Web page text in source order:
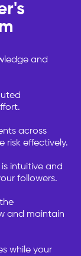
and
across
risk effectively.
intuitive and
followers.
and maintain
while your